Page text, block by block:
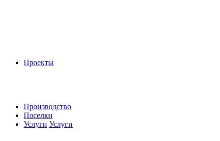
Проекты
Производство
Поселки
Услуги Услуги